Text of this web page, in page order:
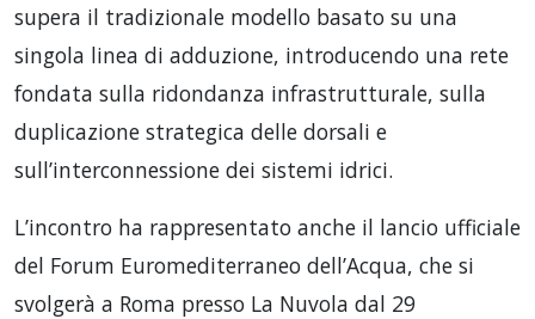
supera il tradizionale modello basato su una
singola linea di adduzione, introducendo una rete
fondata sulla ridondanza infrastrutturale, sulla
duplicazione strategica delle dorsali e
sull’interconnessione dei sistemi idrici.
L’incontro ha rappresentato anche il lancio ufficiale
del Forum Euromediterraneo dell’Acqua, che si
svolgerà a Roma presso La Nuvola dal 29